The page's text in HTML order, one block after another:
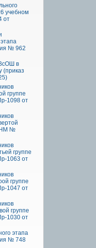
учебном
от
№ 962
в
(приказ
группе
1098 от
№
группе
1063 от
группе
1047 от
группе
1030 от
этапа
№ 748